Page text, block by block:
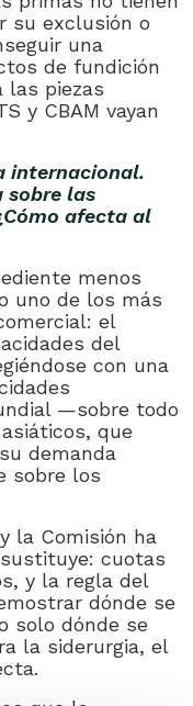
su exclusión o
una
de fundición
las piezas
y CBAM vayan
internacional.
sobre las
afecta al
menos
uno de los más
el
del
con una
—sobre todo
que
demanda
sobre los
la Comisión ha
cuotas
y la regla del
dónde se
solo dónde se
la siderurgia, el